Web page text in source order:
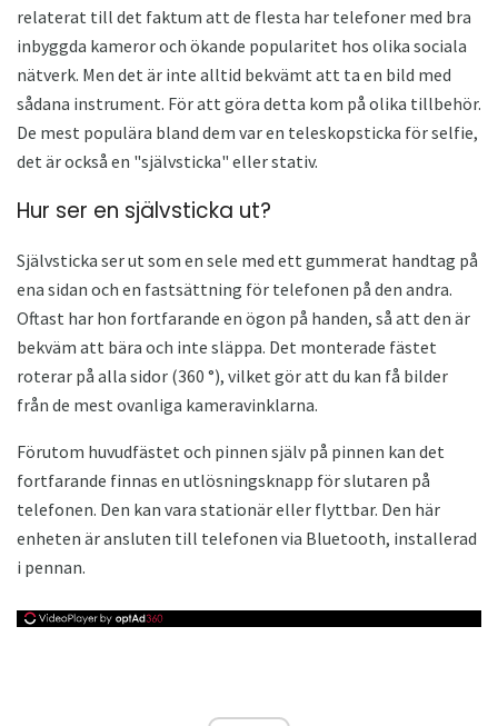
relaterat till det faktum att de flesta har telefoner med bra
inbyggda kameror och ökande popularitet hos olika sociala
nätverk. Men det är inte alltid bekvämt att ta en bild med
sådana instrument. För att göra detta kom på olika tillbehör.
De mest populära bland dem var en teleskopsticka för selfie,
det är också en "självsticka" eller stativ.
Hur ser en självsticka ut?
Självsticka ser ut som en sele med ett gummerat handtag på
ena sidan och en fastsättning för telefonen på den andra.
Oftast har hon fortfarande en ögon på handen, så att den är
bekväm att bära och inte släppa. Det monterade fästet
roterar på alla sidor (360 °), vilket gör att du kan få bilder
från de mest ovanliga kameravinklarna.
Förutom huvudfästet och pinnen själv på pinnen kan det
fortfarande finnas en utlösningsknapp för slutaren på
telefonen. Den kan vara stationär eller flyttbar. Den här
enheten är ansluten till telefonen via Bluetooth, installerad
i pennan.